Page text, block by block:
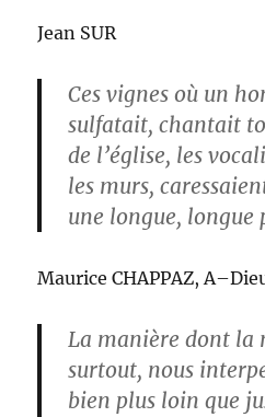
Jean SUR
Ces vignes où un
sulfatait, chantait
de l’église, les
les murs,
une longue, longue
Maurice CHAPPAZ,
La manière dont la
surtout, nous
bien plus loin que